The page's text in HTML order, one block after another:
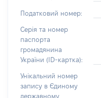
Податковий номер:
Серія та номер
паспорта
громадянина
України (ID-картка):
Унікальний номер
запису в Єдиному
державному